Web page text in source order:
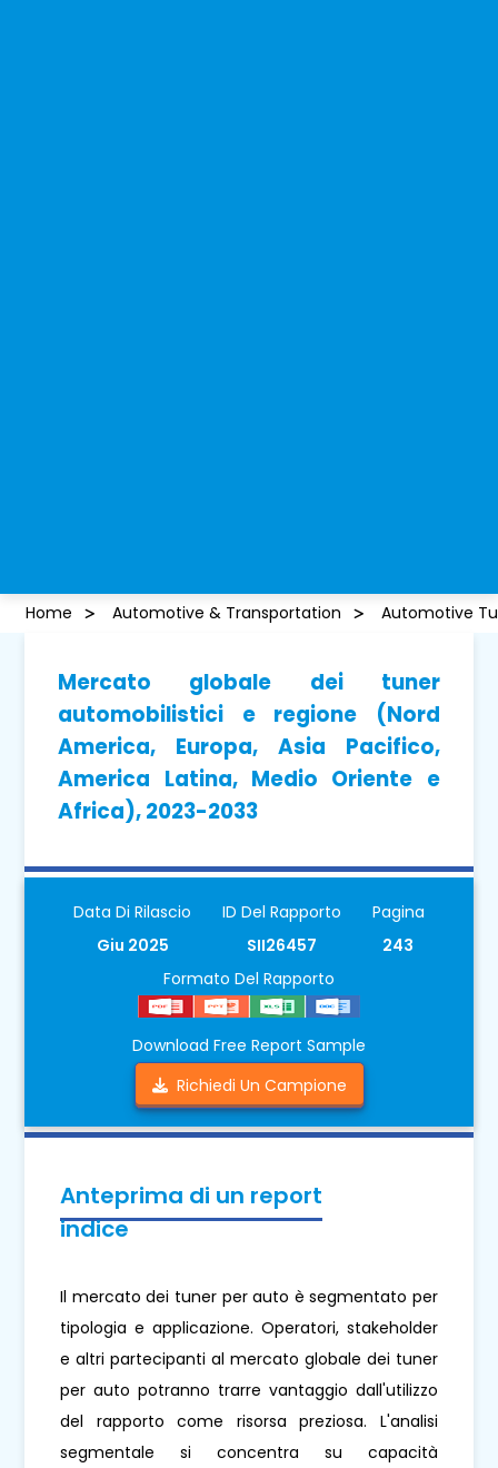
Home Automotive & Transportation Automotive
Mercato globale dei tuner
automobilistici e regione (Nord
America, Europa, Asia Pacifico,
America Latina, Medio Oriente e
Africa), 2023-2033
Data Di Rilascio
Giu 2025
ID Del Rapporto
SII26457
Pagina
243
Formato Del Rapporto
Download Free Report Sample
Richiedi Un Campione
Anteprima di un report
indice
Il mercato dei tuner per auto è segmentato per
tipologia e applicazione. Operatori, stakeholder
e altri partecipanti al mercato globale dei tuner
per auto potranno trarre vantaggio dall'utilizzo
del rapporto come risorsa preziosa. L'analisi
segmentale si concentra su capacità